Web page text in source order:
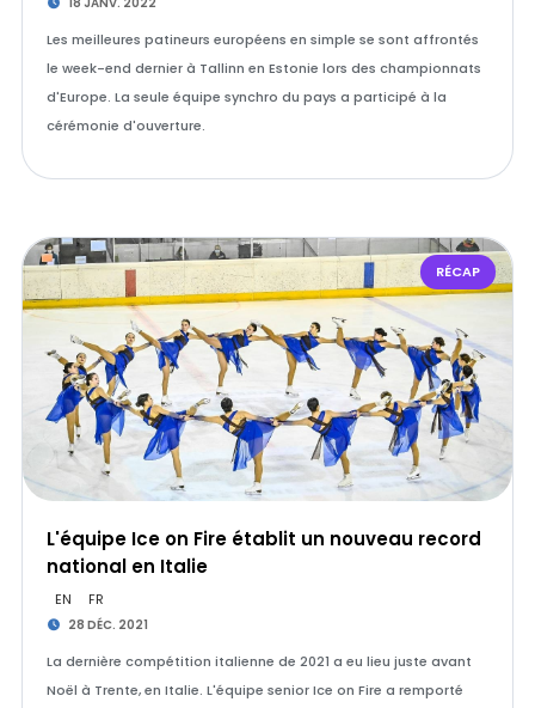
Les meilleures patineurs européens en simple se sont affrontés
le week-end dernier à Tallinn en Estonie lors des championnats
d'Europe. La seule équipe synchro du pays a participé à la
cérémonie d'ouverture.
RÉCAP
L'équipe Ice on Fire établit un nouveau record
national en Italie
EN FR
28 DÉC. 2021
La dernière compétition italienne de 2021 a eu lieu juste avant
Noël à Trente, en Italie. L'équipe senior Ice on Fire a remporté